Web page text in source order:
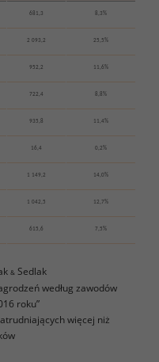
681,3 8,3%
2 093,2 25,5%
952,2 11,6%
722,4 8,8%
935,8 11,4%
16,4 0,2%
1 149,2 14,0%
1 042,5 12,7%
615,6 7,5%
&Sedlak
według zawodów
roku”
więcej niż